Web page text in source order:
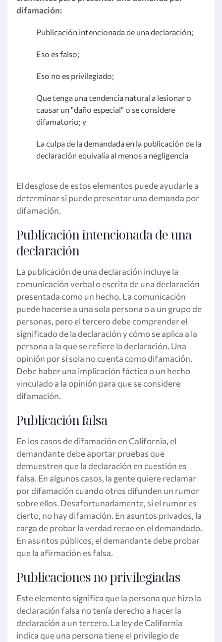
difamación:
Publicación intencionada de una declaración;
Eso es falso;
Eso no es privilegiado;
Que tenga una tendencia natural a lesionar o
causar un "daño especial" o se considere
difamatorio; y
La culpa de la demandada en la publicación de la
declaración equivalía al menos a negligencia
El desglose de estos elementos puede ayudarle a
determinar si puede presentar una demanda por
difamación.
Publicación intencionada de una
declaración
La publicación de una declaración incluye la
comunicación verbal o escrita de una declaración
presentada como un hecho. La comunicación
puede hacerse a una sola persona o a un grupo de
personas, pero el tercero debe comprender el
significado de la declaración y cómo se aplica a la
persona a la que se refiere la declaración. Una
opinión por sí sola no cuenta como difamación.
Debe haber una implicación fáctica o un hecho
vinculado a la opinión para que se considere
difamación.
Publicación falsa
En los casos de difamación en California, el
demandante debe aportar pruebas que
demuestren que la declaración en cuestión es
falsa. En algunos casos, la gente quiere reclamar
por difamación cuando otros difunden un rumor
sobre ellos. Desafortunadamente, si el rumor es
cierto, no hay difamación. En asuntos privados, la
carga de probar la verdad recae en el demandado.
En asuntos públicos, el demandante debe probar
que la afirmación es falsa.
Publicaciones no privilegiadas
Este elemento significa que la persona que hizo la
declaración falsa no tenía derecho a hacer la
declaración a un tercero. La ley de California
indica que una persona tiene el privilegio de